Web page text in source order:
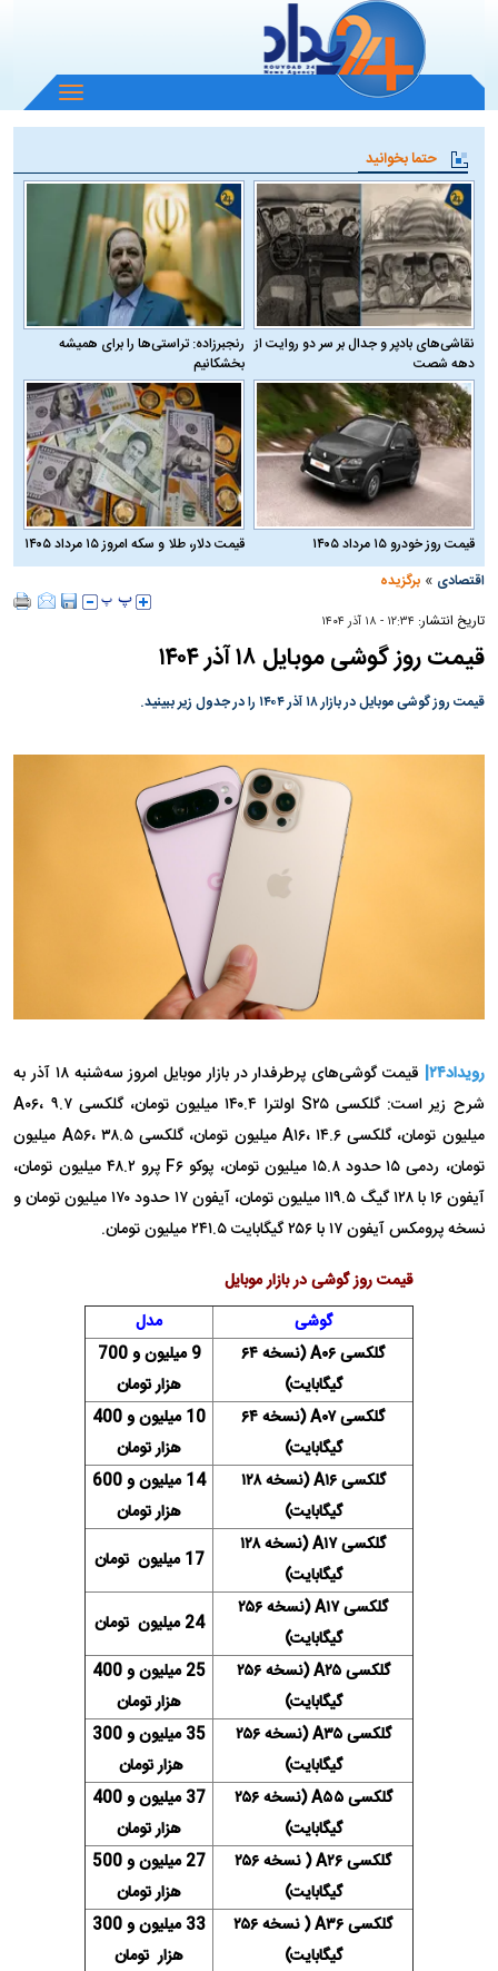
باز
و
منو
حتما بخوانید
نقاشی‌های بادپر و جدال بر سر دو روایت از
دهه شصت
رنجبرزاده: تراستی‌ها را برای همیشه
بخشکانیم
قیمت روز خودرو ۱۵ مرداد ۱۴۰۵
قیمت دلار، طلا و سکه امروز ۱۵ مرداد ۱۴۰۵
اقتصادی »برگزیده
تاریخ انتشار: ۱۲:۳۴ - ۱۸ آذر ۱۴۰۴
قیمت روز گوشی موبایل ۱۸ آذر ۱۴۰۴
قیمت روز گوشی موبایل در بازار ۱۸ آذر ۱۴۰۴ را در جدول زیر ببینید.
رویداد۲۴|
قیمت گوشی‌های پرطرفدار در بازار موبایل امروز سه‌شنبه ۱۸ آذر به
شرح زیر است: گلکسی S۲۵ اولترا ۱۴۰.۴ میلیون تومان، گلکسی A۰۶، ۹.۷
میلیون تومان، گلکسی A۱۶، ۱۴.۶ میلیون تومان، گلکسی A۵۶، ۳۸.۵ میلیون
تومان، ردمی ۱۵ حدود ۱۵.۸ میلیون تومان، پوکو F۶ پرو ۴۸.۲ میلیون تومان،
آیفون ۱۶ با ۱۲۸ گیگ ۱۱۹.۵ میلیون تومان، آیفون ۱۷ حدود ۱۷۰ میلیون تومان و
نسخه پرومکس آیفون ۱۷ با ۲۵۶ گیگابایت ۲۴۱.۵ میلیون تومان.
قیمت روز گوشی در بازار موبایل
گوشی
مدل
گلکسی A۰۶ (نسخه ۶۴
گیگابایت)
9 میلیون و 700
هزار تومان
گلکسی A۰۷ (نسخه ۶۴
گیگابایت)
10 میلیون و 400
هزار تومان
گلکسی A۱۶ (نسخه ۱۲۸
گیگابایت)
14 میلیون و 600
هزار تومان
گلکسی A۱۷ (نسخه ۱۲۸
گیگابایت)
17 میلیون تومان
گلکسی A۱۷ (نسخه ۲۵۶
گیگابایت)
24 میلیون تومان
گلکسی A۲۵ (نسخه ۲۵۶
گیگابایت)
25 میلیون و 400
هزار تومان
گلکسی A۳۵ (نسخه ۲۵۶
گیگابایت)
35 میلیون و 300
هزار تومان
گلکسی A۵۵ (نسخه ۲۵۶
گیگابایت)
37 میلیون و 400
هزار تومان
گلکسی A۲۶ ( نسخه ۲۵۶
گیگابایت)
27 میلیون و 500
هزار تومان
گلکسی A۳۶ ( نسخه ۲۵۶
گیگابایت)
33 میلیون و 300
هزار تومان